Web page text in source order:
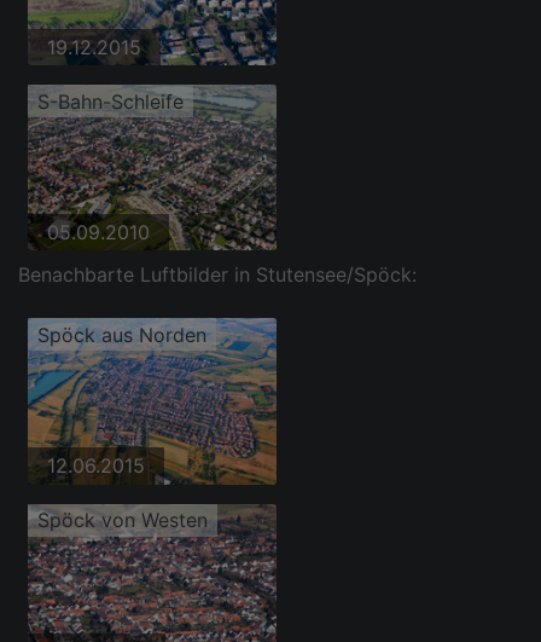
19.12.2015
S-Bahn-Schleife
05.09.2010
Benachbarte Luftbilder in Stutensee/Spöck:
Spöck aus Norden
12.06.2015
Spöck von Westen